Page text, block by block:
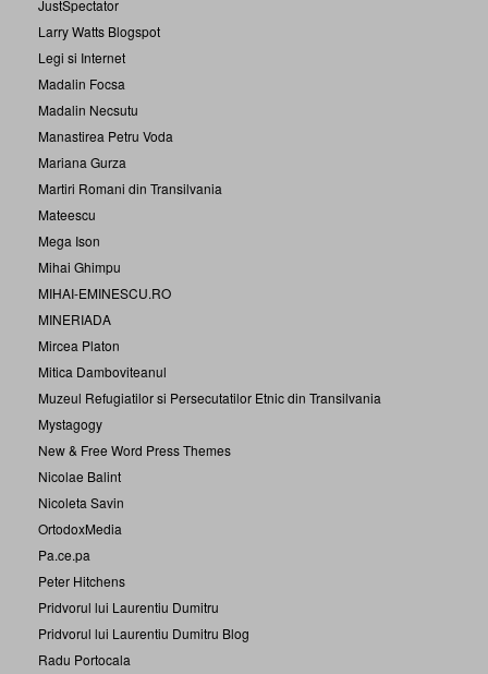
JustSpectator
Larry Watts Blogspot
Legi si Internet
Madalin Focsa
Madalin Necsutu
Manastirea Petru Voda
Mariana Gurza
Martiri Romani din Transilvania
Mateescu
Mega Ison
Mihai Ghimpu
MIHAI-EMINESCU.RO
MINERIADA
Mircea Platon
Mitica Damboviteanul
Muzeul Refugiatilor si Persecutatilor Etnic din Transilvania
Mystagogy
New & Free Word Press Themes
Nicolae Balint
Nicoleta Savin
OrtodoxMedia
Pa.ce.pa
Peter Hitchens
Pridvorul lui Laurentiu Dumitru
Pridvorul lui Laurentiu Dumitru Blog
Radu Portocala